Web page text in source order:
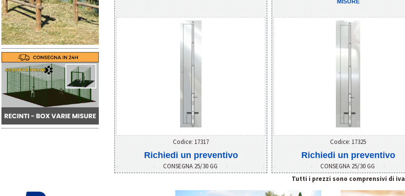
Codice: 17317
Richiedi un preventivo
CONSEGNA 25/30 GG
Codice: 17325
Richiedi un preventivo
CONSEGNA 25/30 GG
Tutti i prezzi sono comprensivi di iva